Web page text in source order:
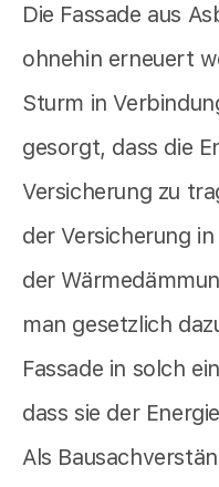
Die Fassade aus
ohnehin erneuert
Sturm in
gesorgt, dass die
Versicherung zu
der Versicherung
der
man gesetzlich
Fassade in solch
dass sie der
Als